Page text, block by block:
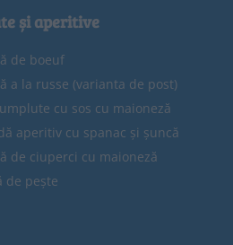
și aperitive
de boeuf
a la russe (varianta de post)
cu sos cu maioneză
aperitiv cu spanac și șuncă
de ciuperci cu maioneză
de pește